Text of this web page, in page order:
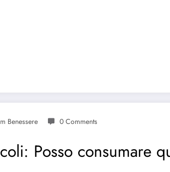
Benessere 0 Comments
Posso consumare